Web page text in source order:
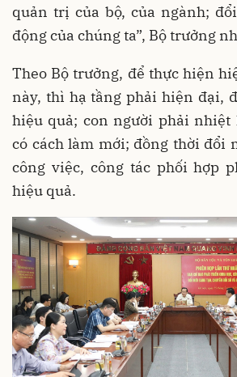
quản trị của bộ, của ngành;
động của chúng ta”, Bộ trưởng
Theo Bộ trưởng, để thực hiện
này, thì hạ tầng phải hiện đại,
hiệu quả; con người phải nhiệt
có cách làm mới; đồng thời đổi
công việc, công tác phối hợp
hiệu quả.